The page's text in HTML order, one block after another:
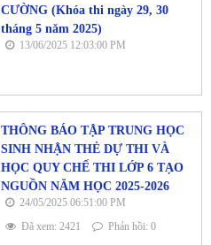
CƯỜNG (Khóa thi ngày 29, 30
tháng 5 năm 2025)
13/06/2025 12:03:00 PM
THÔNG BÁO TẬP TRUNG HỌC
SINH NHẬN THẺ DỰ THI VÀ
HỌC QUY CHẾ THI LỚP 6 TẠO
NGUỒN NĂM HỌC 2025-2026
24/05/2025 06:51:00 PM
Đã xem: 2421
Phản hồi: 0